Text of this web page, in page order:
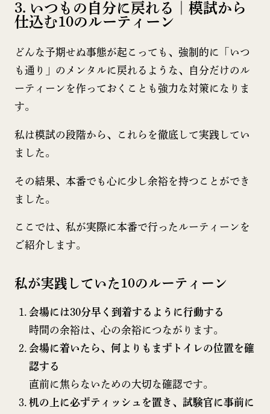
3. いつもの自分に戻れる｜模試から
仕込む10のルーティーン
どんな予期せぬ事態が起こっても、強制的に「いつ
も通り」のメンタルに戻れるような、自分だけのル
ーティーンを作っておくことも強力な対策になりま
す。
私は模試の段階から、これらを徹底して実践してい
ました。
その結果、本番でも心に少し余裕を持つことができ
ました。
ここでは、私が実際に本番で行ったルーティーンを
ご紹介します。
私が実践していた10のルーティーン
会場には30分早く到着するように行動する
時間の余裕は、心の余裕につながります。
会場に着いたら、何よりもまずトイレの位置を確
認する
直前に焦らないための大切な確認です。
机の上に必ずティッシュを置き、試験官に事前に